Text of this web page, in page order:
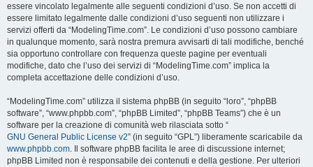
essere vincolato legalmente alle seguenti condizioni d’uso. Se non accetti di
essere limitato legalmente dalle condizioni d’uso seguenti non utilizzare i
servizi offerti da “ModelingTime.com”. Le condizioni d’uso possono cambiare
in qualunque momento, sarà nostra premura avvisarti di tali modifiche, benché
sia opportuno controllare con frequenza queste pagine per eventuali
modifiche, dato che l’uso dei servizi di “ModelingTime.com” implica la
completa accettazione delle condizioni d’uso.
“ModelingTime.com” utilizza il sistema phpBB (in seguito “loro”, “phpBB
software”, “www.phpbb.com”, “phpBB Limited”, “phpBB Teams”) che è un
software per la creazione di comunità web rilasciata sotto “
GNU General Public License v2” (in seguito “GPL”) liberamente scaricabile da
www.phpbb.com. Il software phpBB facilita le aree di discussione internet;
phpBB Limited non è responsabile dei contenuti e della gestione. Per ulteriori